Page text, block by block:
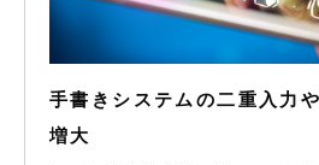
手書きシステムの二重入力
増大